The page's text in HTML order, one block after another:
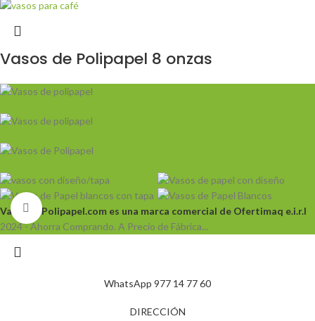
Click to enlarge
Vasos de Polipapel 8 onzas
VasosDePolipapel.com es una marca comercial de Ofertimaq e.i.r.l
2024 - Ahorra Comprando. A Precio de Fábrica...
WhatsApp 977 14 77 60
DIRECCIÓN